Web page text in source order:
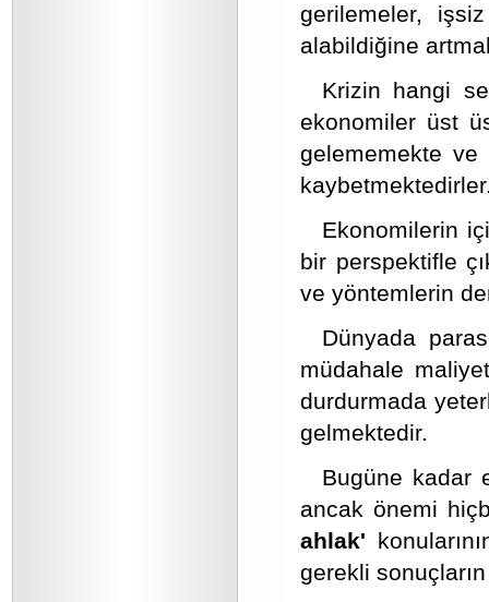
gerilemeler,
alabildiğine
Krizin hangi
ekonomiler üst
gelememekte ve
Ekonomilerin
bir perspektifle
ve yöntemlerin
Dünyada
müdahale
durdurmada
gelmektedir.
Bugüne kadar
ancak önemi
ahlak'
gerekli sonuçların